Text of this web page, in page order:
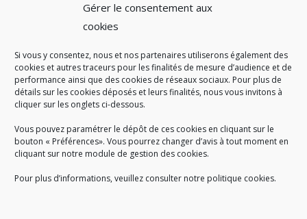
Gérer le consentement aux
cookies
Si vous y consentez, nous et nos partenaires utiliserons également des
cookies et autres traceurs pour les finalités de mesure d’audience et de
performance ainsi que des cookies de réseaux sociaux. Pour plus de
détails sur les cookies déposés et leurs finalités, nous vous invitons à
cliquer sur les onglets ci-dessous.
Vous pouvez paramétrer le dépôt de ces cookies en cliquant sur le
bouton « Préférences». Vous pourrez changer d’avis à tout moment en
cliquant sur notre module de gestion des cookies.
Pour plus d’informations, veuillez consulter notre politique cookies.
A SAVOIR
Créé en 1978, le Sigidurs est un établissement public quiexerce
des missions de service public : la prévention, la collecte et la
valorisation des déchets ménagers et assimilés produits par son
territoire.
Accueil du public :